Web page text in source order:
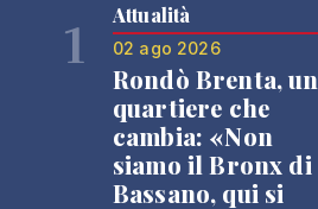
1 Attualità
02 ago 2026
Rondò Brenta, un
quartiere che
cambia: «Non
siamo il Bronx di
Bassano, qui si